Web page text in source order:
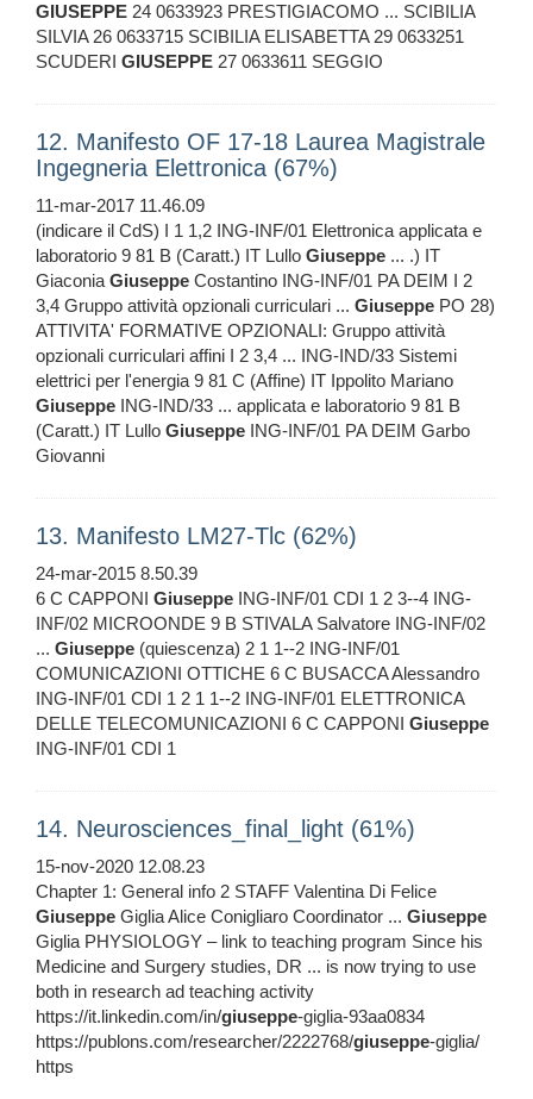
GIUSEPPE 24 0633923 PRESTIGIACOMO ... SCIBILIA
SILVIA 26 0633715 SCIBILIA ELISABETTA 29 0633251
SCUDERI GIUSEPPE 27 0633611 SEGGIO
12. Manifesto OF 17-18 Laurea Magistrale
Ingegneria Elettronica (67%)
11-mar-2017 11.46.09
(indicare il CdS) I 1 1,2 ING-INF/01 Elettronica applicata e
laboratorio 9 81 B (Caratt.) IT Lullo Giuseppe ... .) IT
GiaconiaGiuseppe Costantino ING-INF/01 PA DEIM I 2
3,4 Gruppo attività opzionali curriculari ... Giuseppe PO 28)
ATTIVITA' FORMATIVE OPZIONALI: Gruppo attività
opzionali curriculari affini I 2 3,4 ... ING-IND/33 Sistemi
elettrici per l'energia 9 81 C (Affine) IT Ippolito Mariano
Giuseppe ING-IND/33 ... applicata e laboratorio 9 81 B
(Caratt.) IT Lullo Giuseppe ING-INF/01 PA DEIM Garbo
Giovanni
13. Manifesto LM27-Tlc (62%)
24-mar-2015 8.50.39
6 C CAPPONI Giuseppe ING-INF/01 CDI 1 2 3--4 ING-
INF/02 MICROONDE 9 B STIVALA Salvatore ING-INF/02
... Giuseppe (quiescenza) 2 1 1--2 ING-INF/01
COMUNICAZIONI OTTICHE 6 C BUSACCA Alessandro
ING-INF/01 CDI 1 2 1 1--2 ING-INF/01 ELETTRONICA
DELLE TELECOMUNICAZIONI 6 C CAPPONI Giuseppe
ING-INF/01 CDI 1
14. Neurosciences_final_light (61%)
15-nov-2020 12.08.23
Chapter 1: General info 2 STAFF Valentina Di Felice
Giuseppe Giglia Alice Conigliaro Coordinator ... Giuseppe
Giglia PHYSIOLOGY – link to teaching program Since his
Medicine and Surgery studies, DR ... is now trying to use
both in research ad teaching activity
https://it.linkedin.com/in/giuseppe-giglia-93aa0834
https://publons.com/researcher/2222768/giuseppe-giglia/
https